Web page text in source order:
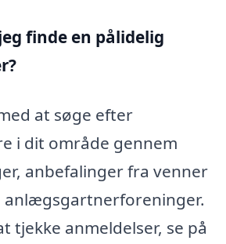
finde en pålidelig
at søge efter
i dit område gennem
anbefalinger fra venner
anlægsgartnerforeninger.
tjekke anmeldelser, se på